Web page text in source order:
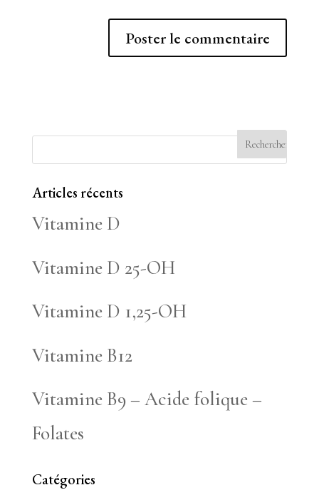
Articles récents
Vitamine D
Vitamine D 25-OH
Vitamine D 1,25-OH
Vitamine B12
Vitamine B9 – Acide folique –
Folates
Catégories